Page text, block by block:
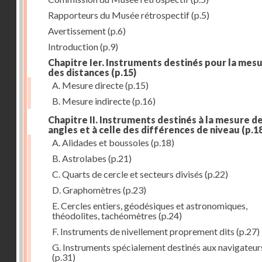
Rapporteurs du Musée rétrospectif(p.5)
Avertissement(p.6)
Introduction(p.9)
Chapitre Ier. Instruments destinés pour la
des distances (p.15)
A. Mesure directe(p.15)
B. Mesure indirecte(p.16)
Chapitre II. Instruments destinés à la mesure
angles et à celle des différences de niveau
A. Alidades et boussoles (p.18)
B. Astrolabes (p.21)
C. Quarts de cercle et secteurs divisés (p.22)
D. Graphomètres (p.23)
E. Cercles entiers, géodésiques et astronomiques,
théodolites, tachéomètres (p.24)
F. Instruments de nivellement proprement dits (p.27)
G. Instruments spécialement destinés aux
(p.31)